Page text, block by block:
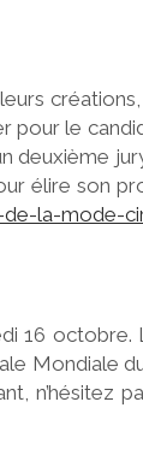
le
deuxième
élire son
la-mode-
16
Mondiale
n’hésitez